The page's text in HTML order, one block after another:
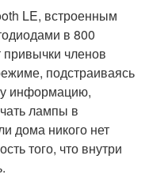
LE, встроенным
в 800
членов
подстраиваясь
информацию,
лампы в
дома никого нет
того, что внутри